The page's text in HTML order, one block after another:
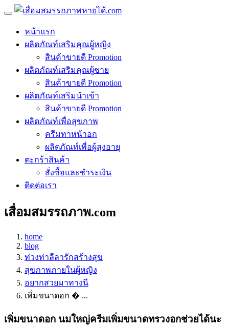
หน้าแรก
ผลิตภัณท์เสริมคุณผู้หญิง
สินค้าขายดี Promotion
ผลิตภัณท์เสริมคุณผู้ชาย
สินค้าขายดี Promotion
ผลิตภัณท์เสริมนำเข้า
สินค้าขายดี Promotion
ผลิตภัณท์เพื่อสุขภาพ
ครีมทาหน้าอก
ผลิตภัณท์เพื่อผู้สุงอายุ
ตะกร้าสินค้า
สั่งซื้อและชำระเงิน
ติดต่อเรา
เสื่อมสมรรถภาพ.com
home
blog
ท่วงท่าลีลารักสร้างสุข
สุขภาพภายในผู้หญิง
อยากสวยมาทางนี
เพิ่มขนาดอก � ...
เพิ่มขนาดอก นมใหญ่ครีมเพิ่มขนาดทรวงอกช่วยได้นะ